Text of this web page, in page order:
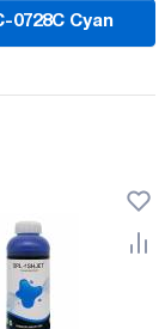
0728C Cyan